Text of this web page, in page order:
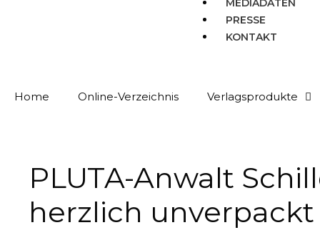
PRESSE
KONTAKT
Home Online-Verzeichnis Verlagsprodukte
PLUTA-Anwalt
herzlich